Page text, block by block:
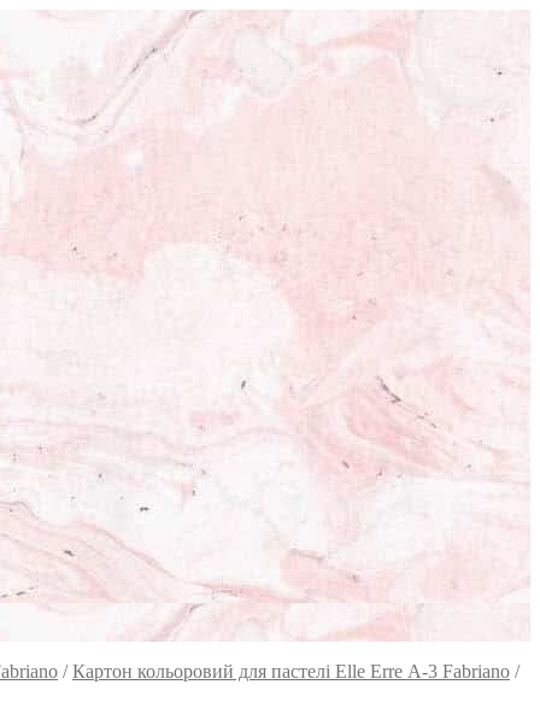
/Картон кольоровий для пастелі Elle Erre А-3 Fabriano /